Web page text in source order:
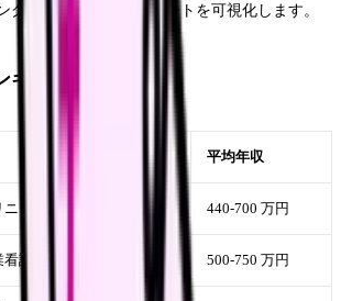
グを整理し、高年収ルートを可視化します。
ング
平均年収
ック(歩合) 440-700 万円
護師(大手) 500-750 万円